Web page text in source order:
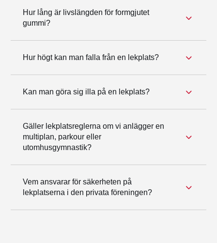
Hur lång är livslängden för formgjutet
gummi?
Hur högt kan man falla från en lekplats?
Kan man göra sig illa på en lekplats?
Gäller lekplatsreglerna om vi anlägger en
multiplan, parkour eller
utomhusgymnastik?
Vem ansvarar för säkerheten på
lekplatserna i den privata föreningen?